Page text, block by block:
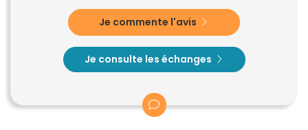
Je commente l'avis
Je consulte les échanges